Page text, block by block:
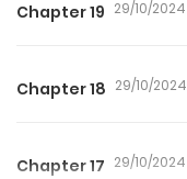
Chapter 19 29/10/2024
Chapter 18 29/10/2024
Chapter 17 29/10/2024